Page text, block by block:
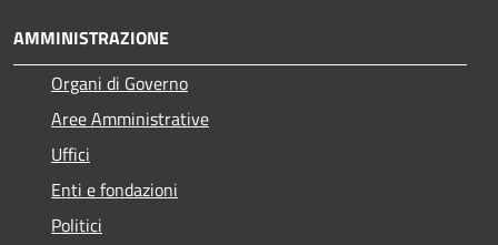
AMMINISTRAZIONE
Organi di Governo
Aree Amministrative
Uffici
Enti e fondazioni
Politici